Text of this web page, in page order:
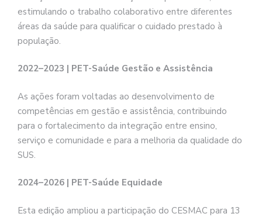
estimulando o trabalho colaborativo entre diferentes
áreas da saúde para qualificar o cuidado prestado à
população.
2022–2023 | PET-Saúde Gestão e Assistência
As ações foram voltadas ao desenvolvimento de
competências em gestão e assistência, contribuindo
para o fortalecimento da integração entre ensino,
serviço e comunidade e para a melhoria da qualidade do
SUS.
2024–2026 | PET-Saúde Equidade
Esta edição ampliou a participação do CESMAC para 13